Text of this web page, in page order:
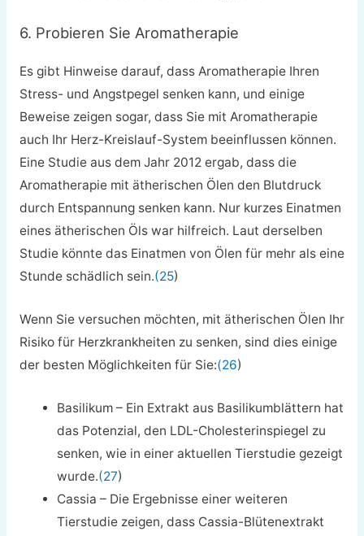
6. Probieren Sie Aromatherapie
Es gibt Hinweise darauf, dass Aromatherapie Ihren
Stress- und Angstpegel senken kann, und einige
Beweise zeigen sogar, dass Sie mit Aromatherapie
auch Ihr Herz-Kreislauf-System beeinflussen können.
Eine Studie aus dem Jahr 2012 ergab, dass die
Aromatherapie mit ätherischen Ölen den Blutdruck
durch Entspannung senken kann. Nur kurzes Einatmen
eines ätherischen Öls war hilfreich. Laut derselben
Studie könnte das Einatmen von Ölen für mehr als eine
Stunde schädlich sein.(25)
Wenn Sie versuchen möchten, mit ätherischen Ölen Ihr
Risiko für Herzkrankheiten zu senken, sind dies einige
der besten Möglichkeiten für Sie:(26)
Basilikum – Ein Extrakt aus Basilikumblättern hat
das Potenzial, den LDL-Cholesterinspiegel zu
senken, wie in einer aktuellen Tierstudie gezeigt
wurde.(27)
Cassia – Die Ergebnisse einer weiteren
Tierstudie zeigen, dass Cassia-Blütenextrakt